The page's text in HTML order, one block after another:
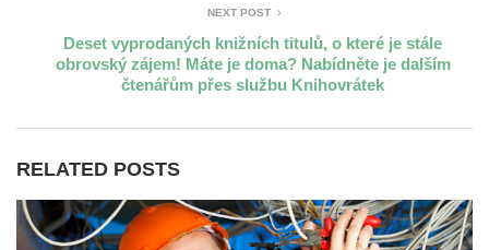
NEXT POST
Deset vyprodaných knižních titulů, o které je stále
obrovský zájem! Máte je doma? Nabídněte je dalším
čtenářům přes službu Knihovrátek
RELATED POSTS